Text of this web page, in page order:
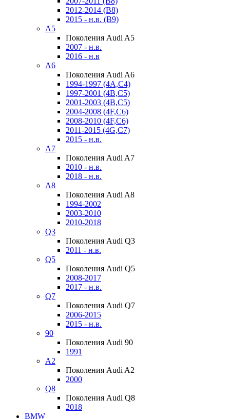
2012-2014 (B8)
2015 - н.в. (B9)
A5
Поколения Audi A5
2007 - н.в.
2016 - н.в
A6
Поколения Audi A6
1994-1997 (4A,C4)
1997-2001 (4B,C5)
2001-2003 (4B,C5)
2004-2008 (4F,C6)
2008-2010 (4F,C6)
2011-2015 (4G,C7)
2015 - н.в.
A7
Поколения Audi A7
2010 - н.в.
2018 - н.в.
A8
Поколения Audi A8
1994-2002
2003-2010
2010-2018
Q3
Поколения Audi Q3
2011 - н.в.
Q5
Поколения Audi Q5
2008-2017
2017 - н.в.
Q7
Поколения Audi Q7
2006-2015
2015 - н.в.
90
Поколения Audi 90
1991
A2
Поколения Audi A2
2000
Q8
Поколения Audi Q8
2018
BMW